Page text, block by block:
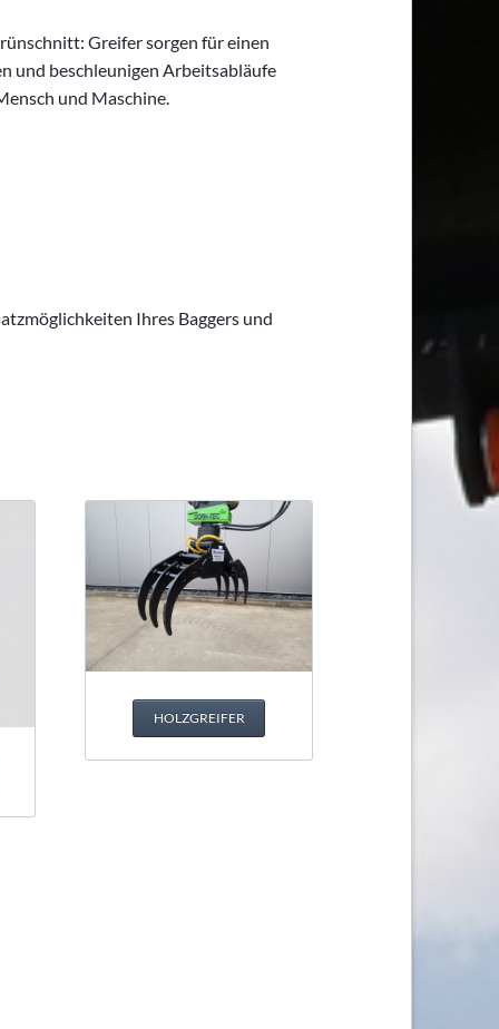
Greifer sorgen für einen
und beschleunigen Arbeitsabläufe
und Maschine.
Ihres Baggers und
HOLZGREIFER